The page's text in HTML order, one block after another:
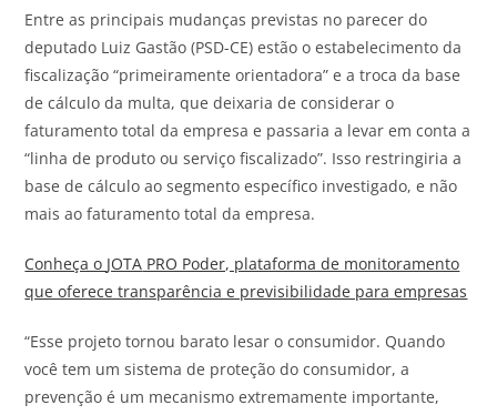
Entre as principais mudanças previstas no parecer do
deputado Luiz Gastão (PSD-CE) estão o estabelecimento da
fiscalização “primeiramente orientadora” e a troca da base
de cálculo da multa, que deixaria de considerar o
faturamento total da empresa e passaria a levar em conta a
“linha de produto ou serviço fiscalizado”. Isso restringiria a
base de cálculo ao segmento específico investigado, e não
mais ao faturamento total da empresa.
Conheça o JOTA PRO Poder, plataforma de monitoramento
que oferece transparência e previsibilidade para empresas
“Esse projeto tornou barato lesar o consumidor. Quando
você tem um sistema de proteção do consumidor, a
prevenção é um mecanismo extremamente importante,